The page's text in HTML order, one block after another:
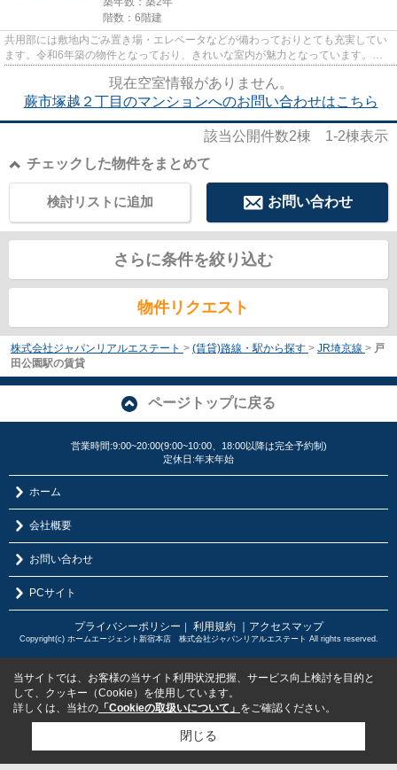
階数：6階建
共用部には敷地内ごみ置き場・エレベータなどが備わっておりとても充実してい
ます。令和6年築の物件となっており、きれいな室内が魅力となっています。場
現在空室情報がありません。
蕨市塚越２丁目のマンションへのお問い合わせはこちら
該当公開件数2棟 1-2棟表示
チェックした物件をまとめて
お問い合わせ
検討リストに追加
さらに条件を絞り込む
物件リクエスト
株式会社ジャパンリアルエステート > (賃貸)路線・駅から探す > JR埼京線 > 戸
田公園駅の賃貸
ページトップに戻る
営業時間:9:00~20:00(9:00~10:00、18:00以降は完全予約制)
定休日:年末年始
ホーム
会社概要
お問い合わせ
PCサイト
プライバシーポリシー ｜ 利用規約 ｜アクセスマップ
Copyright(c) ホームエージェント新宿本店 株式会社ジャパンリアルエステート All rights reserved.
当サイトでは、お客様の当サイト利用状況把握、サービス向上検討を目的と
して、クッキー（Cookie）を使用しています。
詳しくは、当社の 「Cookieの取扱いについて」 をご確認ください。
閉じる